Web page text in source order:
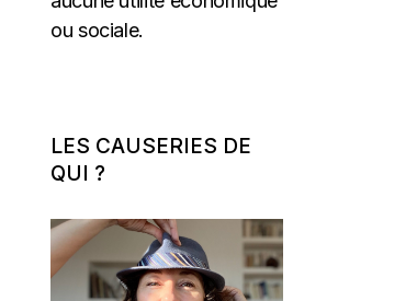
ou sociale.
LES CAUSERIES DE
QUI ?